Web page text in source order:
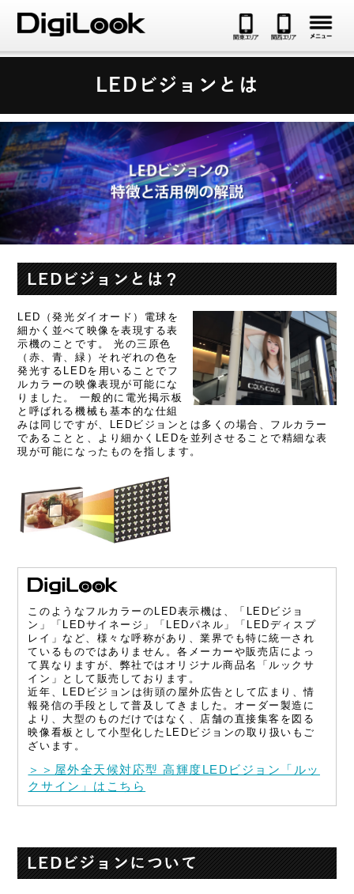
LEDビジョンとは
LEDビジョンとは？
LED（発光ダイオード）電球を
細かく並べて映像を表現する表
示機のことです。 光の三原色
（赤、青、緑）それぞれの色を
発光するLEDを用いることでフ
ルカラーの映像表現が可能にな
りました。 一般的に電光掲示板
と呼ばれる機械も基本的な仕組
みは同じですが、LEDビジョンとは多くの場合、フルカラー
であることと、より細かくLEDを並列させることで精細な表
現が可能になったものを指します。
このようなフルカラーのLED表示機は、「LEDビジョ
ン」「LEDサイネージ」「LEDパネル」「LEDディスプ
レイ」など、様々な呼称があり、業界でも特に統一され
ているものではありません。各メーカーや販売店によっ
て異なりますが、弊社ではオリジナル商品名「ルックサ
イン」として販売しております。
近年、LEDビジョンは街頭の屋外広告として広まり、情
報発信の手段として普及してきました。オーダー製造に
より、大型のものだけではなく、店舗の直接集客を図る
映像看板として小型化したLEDビジョンの取り扱いもご
ざいます。
＞＞屋外全天候対応型 高輝度LEDビジョン「ルッ
クサイン」はこちら
LEDビジョンについて